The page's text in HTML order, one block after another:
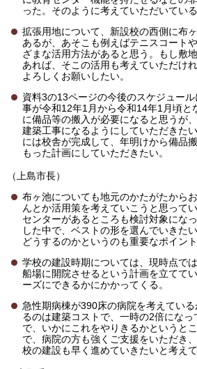
った。そのように考えていただいてい
拡張用地について、新設校の西側に布
あるが、あそこも例えばテニスコート
ざまな活用方法があると思う。もし敷
あれば、そこの活用も考えていただけ
よろしくお願いしたい。
資料3の13ページの今後のスケジュー
事が令和12年1月から令和14年1月頃と
に備品等の搬入が必要になると思うが
建築工事になるようにしていただきた
には校舎が完成して、年明けから備品
もった計画にしていただきたい。
（上島市長）
布ヶ池についても地元のかたがたから
んとか活用策を考えていこうと思って
センターがあるところも検討対象にな
した中で、ベストの形を選んでいきた
どうするのかというのも重要なポイン
学校の建設時期については、現時点で
船場に開院させるという計画を立てて
ーズにできるかにかかってくる。
急性期病棟が390床の病院を考えてい
るのは建築コストで、一時の2倍にな
で、いかにこれをやりきるかというと
で、病院の方も強くご支援をいただき
校の建設も早く進めていきたいと考えて